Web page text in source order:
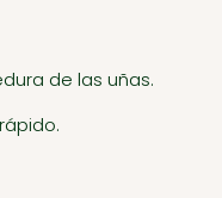
de las uñas.